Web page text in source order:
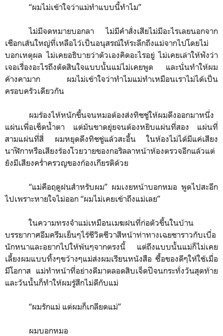
“ผมไม่เข้าใจว่าแม่ทำแบบนี้ทำไม”
ไม่มีจดหมายบอกลา ไม่มีคำสั่งเสียไม่มีอะไรเลยนอกจาก
เชือกเส้นใหญ่ที่เหลือไว้เป็นอนุสรณ์ให้ระลึกถึงแม่จากไปโดยไม่
บอกเหตุผล ไม่เคยอธิบายว่าตัวเองคิดอะไรอยู่ ไม่เคยเล่าให้ฟังว่า
เจอเรื่องอะไรถึงตัดสินใจแบบนั้นแม่ไม่เคยพูด และนั่นทำให้ผม
ค้างคามาก ผมไม่เข้าใจว่าทำไมแม่ทำเหมือนเราไม่ได้เป็น
ครอบครัวเดียวกัน
ผมร้องไห้หนักขึ้นจนหมอต้องส่งทิชชู่ให้ผมดึงออกมาหนึ่ง
แผ่นเพื่อเช็ดน้ำตา แต่มันขาดยุ่ยจนต้องหยิบแผ่นที่สอง แผ่นที่
สามแผ่นที่สี่ ผมหยุดดึงทิชชู่แล้วสะอื้น ในห้องไม่ได้มีแค่เสียง
นาฬิกาหรือเสียงร้องโวยวายของกอริลลาหน้าห้องตรวจอีกแล้วแต่
ยังมีเสียงคร่ำครวญของก้องเกียรติด้วย
“แม่คือฤดูฝนสำหรับผม” ผมเงยหน้าบอกหมอ พูดไปสะอึก
ไปเพราะหายใจไม่ออก “ผมไม่เคยเข้าถึงแม่เลย”
ในความทรงจำแม่เหมือนเมฆฝนที่ก่อตัวขึ้นในบ้าน
บรรยากาศอึมครึมเย็นๆไร้ชีวิตชีวาสีหน้าท่าทางเฉยชาราวกับเบื่อ
นักหนาและอยากไปให้พ้นๆจากตรงนี้ แต่ถึงแบบนั้นแม่ก็ไม่เคย
เลี้ยงผมแบบทิ้งๆขว้างๆแม่ส่งผมเรียนหนังสือ ซื้อของดีๆให้ใช้เมื่อ
มีโอกาส แม่ทำหน้าที่อย่างดีมาตลอดสิบเจ็ดปีจนกระทั่งวันสุดท้าย
และวันนั้นก็ทำให้ผมรู้สึกไม่ดีกับแม่
“ผมรักแม่ แต่ผมก็เกลียดแม่”
ผมบอกหมอ